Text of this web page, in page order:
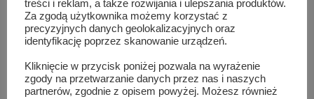
Serdecznie wszystkich zapraszamy
treści i reklam, a także rozwijania i ulepszania produktów.
Za zgodą użytkownika możemy korzystać z
precyzyjnych danych geolokalizacyjnych oraz
identyfikację poprzez skanowanie urządzeń.
Kliknięcie w przycisk poniżej pozwala na wyrażenie
zgody na przetwarzanie danych przez nas i naszych
partnerów, zgodnie z opisem powyżej. Możesz również